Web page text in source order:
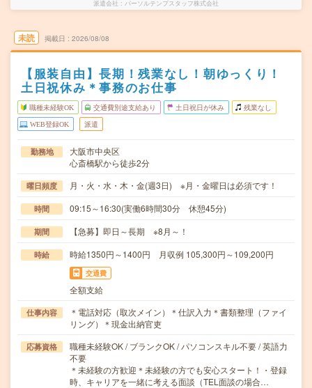
派遣会社 パーソルテンプスタッフ株式会社
未読 掲載日 2026/08/08
【服装自由】長期！残業なし！朝ゆっくり！
土日祝休み＊事務のお仕事
職種未経験OK 交通費別途支給あり 土日祝日が休み 残業なし
WEB登録OK 派遣
勤務地
大阪市中央区
心斎橋駅から徒歩2分
曜日頻度 月・火・水・木・金(週3日) ※月・金曜日は必須です！
時間 09:15～16:30(実働6時間30分 休憩45分)
期間 【急募】即日～長期 ※8月～！
時給 時給1350円～1400円 月収例 105,300円～109,200円
交通費
全額支給
仕事内容
＊電話対応（取次メイン）＊仕訳入力＊書類整理（ファイ
リング）＊現金出納官吏
応募資格
職種未経験OK / ブランクOK / パソコンスキル不要 / 英語力
不要
＊未経験の方歓迎＊未経験の方でも安心スタート！・登録
時、キャリアを一緒に考える面談（TEL面談の場合…